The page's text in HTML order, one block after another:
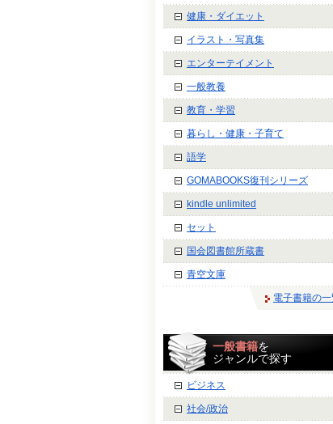
健康・ダイエット
イラスト・写真集
エンターテイメント
一般教養
教育・学習
暮らし・健康・子育て
語学
GOMABOOKS復刊シリーズ
kindle unlimited
セット
国会図書館所蔵書
青空文庫
電子書籍の
一般書籍を
ジャンルで探す
ビジネス
社会/政治